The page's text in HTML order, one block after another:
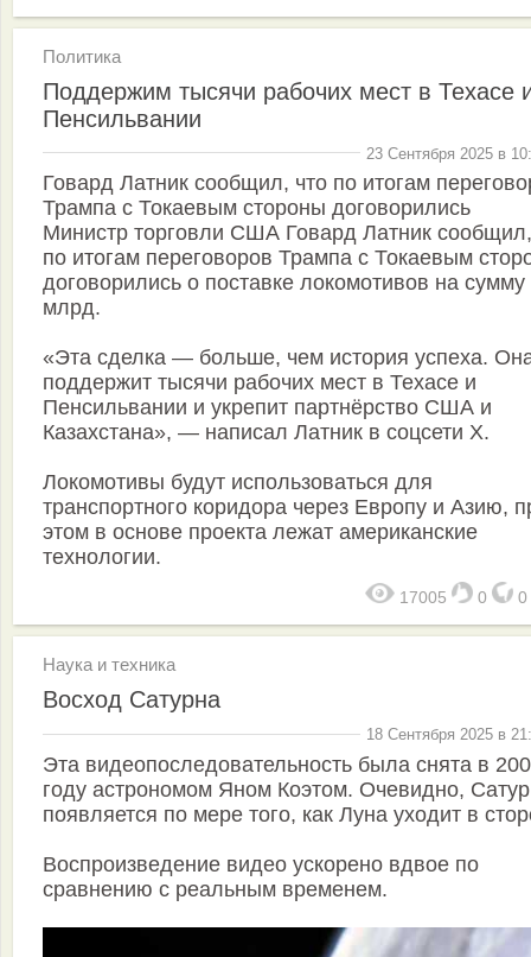
Политика
Поддержим тысячи рабочих мест в Техасе
Пенсильвании
23 Сентября 2025 в
Говард Латник сообщил, что по итогам
Трампа с Токаевым стороны договорились
Министр торговли США Говард Латник
по итогам переговоров Трампа с Токаевым
договорились о поставке локомотивов на сумму
млрд.
«Эта сделка — больше, чем история успеха.
поддержит тысячи рабочих мест в Техасе и
Пенсильвании и укрепит партнёрство США и
Казахстана», — написал Латник в соцсети X.
Локомотивы будут использоваться для
транспортного коридора через Европу и Азию,
этом в основе проекта лежат американские
технологии.
17005 0 0
Наука и техника
Восход Сатурна
18 Сентября 2025 в
Эта видеопоследовательность была снята в
году астрономом Яном Коэтом. Очевидно,
появляется по мере того, как Луна уходит в
Воспроизведение видео ускорено вдвое по
сравнению с реальным временем.